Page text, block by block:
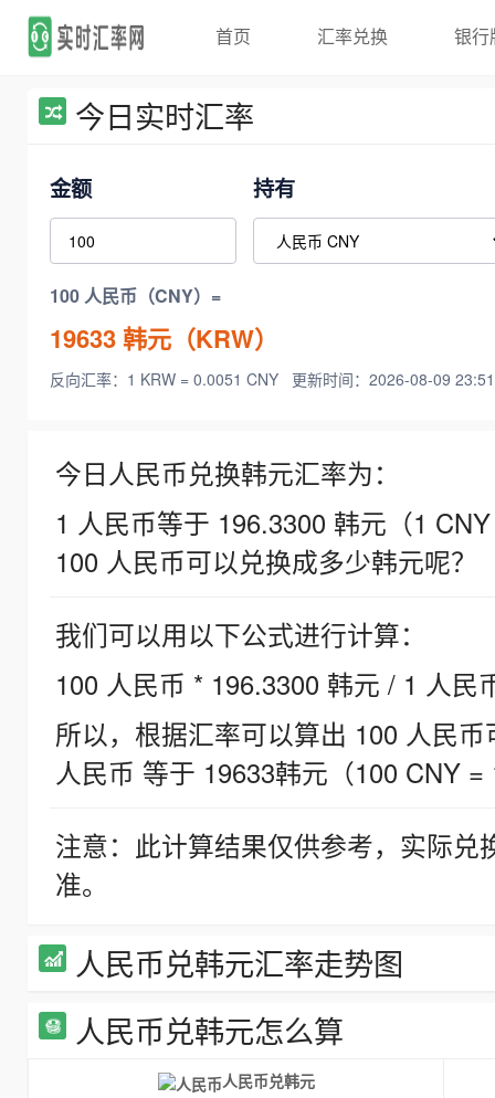
首页 汇率兑换 银行
今日实时汇率
金额 持有
100 人民币（CNY）=
19633韩元（KRW）
反向汇率：1 KRW = 0.0051 CNY 更新时间：2026-08-09
今日人民币兑换韩元汇率为：
1 人民币等于 196.3300 韩元（1
100 人民币可以兑换成多少韩元呢？
我们可以用以下公式进行计算：
100 人民币 * 196.3300 韩元 / 1 人民
所以，根据汇率可以算出 100 人民
人民币 等于 19633韩元（100 CNY =
注意：此计算结果仅供参考，实际
准。
人民币兑韩元汇率走势图
人民币兑韩元怎么算
人民币兑韩元